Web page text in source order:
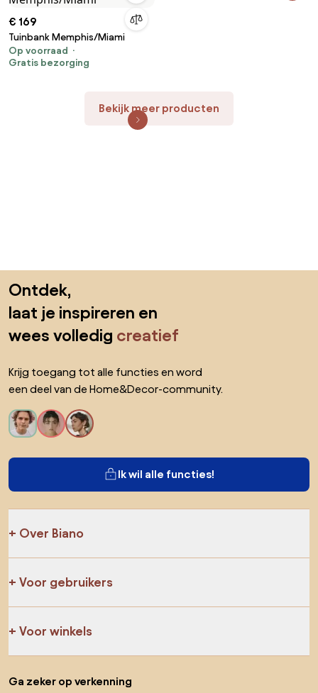
€ 169
Tuinbank Memphis/Miami
Op voorraad
Gratis bezorging
Bekijk meer producten
Ontdek,
laat je inspireren en
wees volledig creatief
Krijg toegang tot alle functies en word
een deel van de Home&Decor-community.
Ik wil alle functies!
Over Biano
Voor gebruikers
Voor winkels
Ga zeker op verkenning